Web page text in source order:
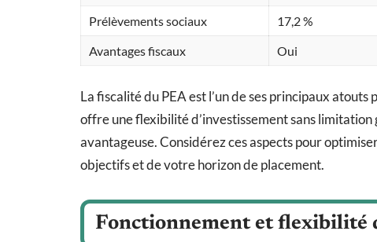
Prélèvements sociaux
17,2 %
Avantages fiscaux
Oui
La fiscalité du PEA est l’un de ses principaux
offre une flexibilité d’investissement sans
avantageuse. Considérez ces aspects pour
objectifs et de votre horizon de placement.
Fonctionnement et flexibilité